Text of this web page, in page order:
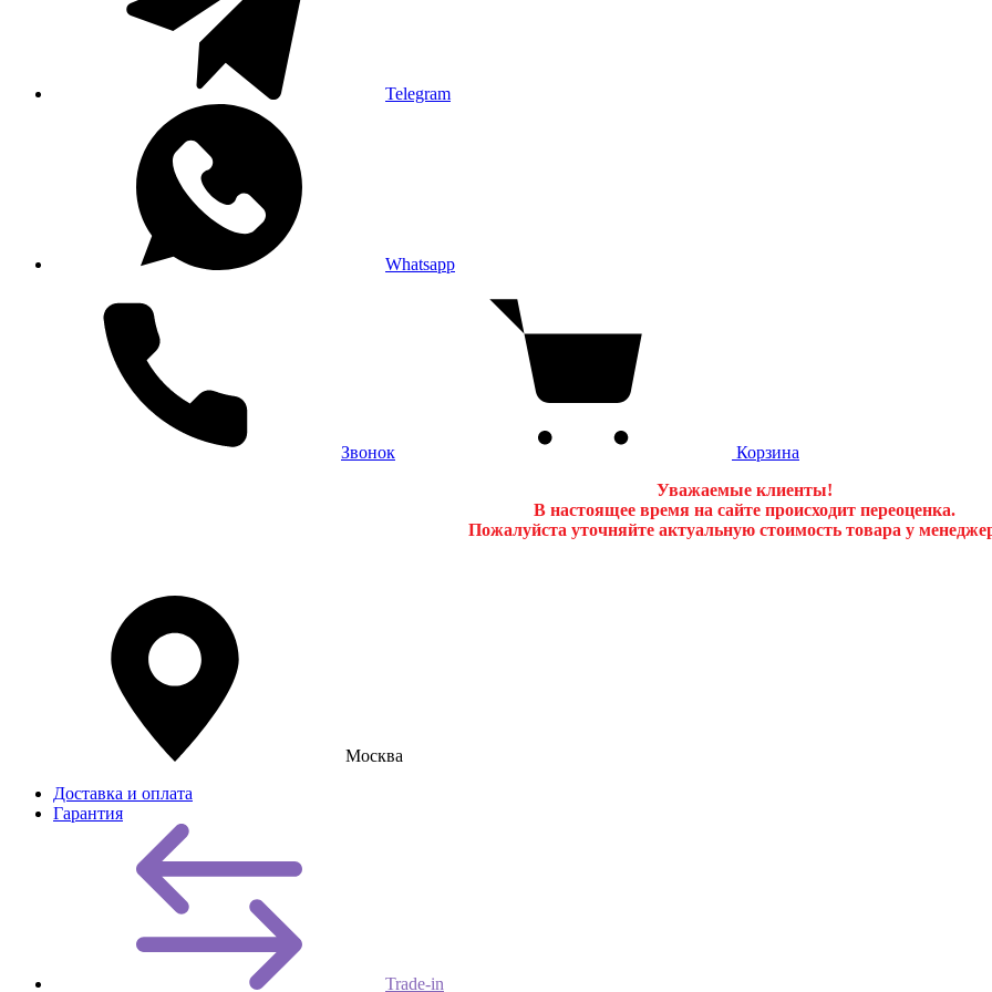
Telegram
Whatsapp
Звонок
Корзина
Уважаемые клиенты!
В настоящее время на сайте происходит переоценка.
Пожалуйста уточняйте актуальную стоимость товара у
Москва
Доставка и оплата
Гарантия
Trade-in